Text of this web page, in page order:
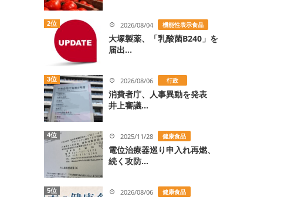
2位 2026/08/04 機能性表示食品
大塚製薬、「乳酸菌B240」を
届出...
3位 2026/08/06 行政
消費者庁、人事異動を発表
井上審議...
4位 2025/11/28 健康食品
電位治療器巡り申入れ再燃、
続く攻防...
5位 2026/08/06 健康食品